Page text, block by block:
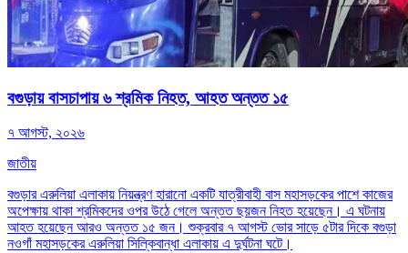
বগুড়ায় বাসচাপায় ৬ শ্রমিক নিহত, আহত অন্তত ১৫
৭ আগস্ট, ২০২৬
জাতীয়
বগুড়ার এরুলিয়া এলাকায় নিয়ন্ত্রণ হারানো একটি যাত্রীবাহী বাস মহাসড়কের পাশে কাজের
অপেক্ষায় থাকা শ্রমিকদের ওপর উঠে গেলে অন্তত ছয়জন নিহত হয়েছেন। এ ঘটনায়
আহত হয়েছেন আরও অন্তত ১৫ জন। শুক্রবার ৭ আগস্ট ভোর সাড়ে ৫টার দিকে বগুড়া
নওগাঁ মহাসড়কের এরুলিয়া সিল্কিবান্ধা এলাকায় এ দুর্ঘটনা ঘটে।